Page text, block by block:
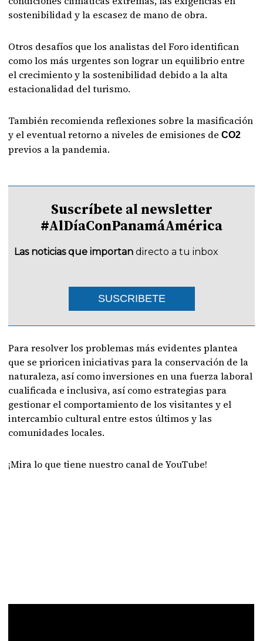
sostenibilidad y la escasez de mano de obra.
Otros desafíos que los analistas del Foro identifican
como los más urgentes son lograr un equilibrio entre
el crecimiento y la sostenibilidad debido a la alta
estacionalidad del turismo.
También recomienda reflexiones sobre la masificación
y el eventual retorno a niveles de emisiones deCO2
previos a la pandemia.
Suscríbete al newsletter
#AlDíaConPanamáAmérica
Las noticias que importan directo a tu inbox
SUSCRIBETE
Para resolver los problemas más evidentes plantea
que se prioricen iniciativas para la conservación de la
naturaleza, así como inversiones en una fuerza laboral
cualificada e inclusiva, así como estrategias para
gestionar el comportamiento de los visitantes y el
intercambio cultural entre estos últimos y las
comunidades locales.
¡Mira lo que tiene nuestro canal de YouTube!